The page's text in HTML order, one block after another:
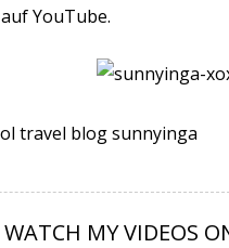
auf YouTube.
WATCH MY VIDEOS